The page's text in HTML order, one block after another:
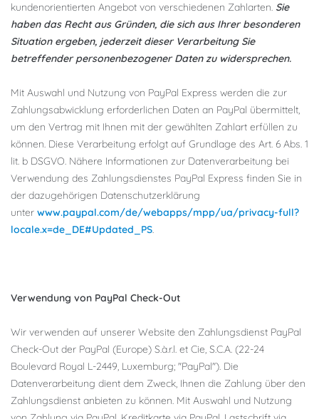
kundenorientierten Angebot von verschiedenen Zahlarten. Sie
haben das Recht aus Gründen, die sich aus Ihrer besonderen
Situation ergeben, jederzeit dieser Verarbeitung Sie
betreffender personenbezogener Daten zu widersprechen.
Mit Auswahl und Nutzung von PayPal Express werden die zur
Zahlungsabwicklung erforderlichen Daten an PayPal übermittelt,
um den Vertrag mit Ihnen mit der gewählten Zahlart erfüllen zu
können. Diese Verarbeitung erfolgt auf Grundlage des Art. 6 Abs. 1
lit. b DSGVO. Nähere Informationen zur Datenverarbeitung bei
Verwendung des Zahlungsdienstes PayPal Express finden Sie in
der dazugehörigen Datenschutzerklärung
unter www.paypal.com/de/webapps/mpp/ua/privacy-full?
locale.x=de_DE#Updated_PS.
Verwendung von PayPal Check-Out
Wir verwenden auf unserer Website den Zahlungsdienst PayPal
Check-Out der PayPal (Europe) S.à.r.l. et Cie, S.C.A. (22-24
Boulevard Royal L-2449, Luxemburg; "PayPal"). Die
Datenverarbeitung dient dem Zweck, Ihnen die Zahlung über den
Zahlungsdienst anbieten zu können. Mit Auswahl und Nutzung